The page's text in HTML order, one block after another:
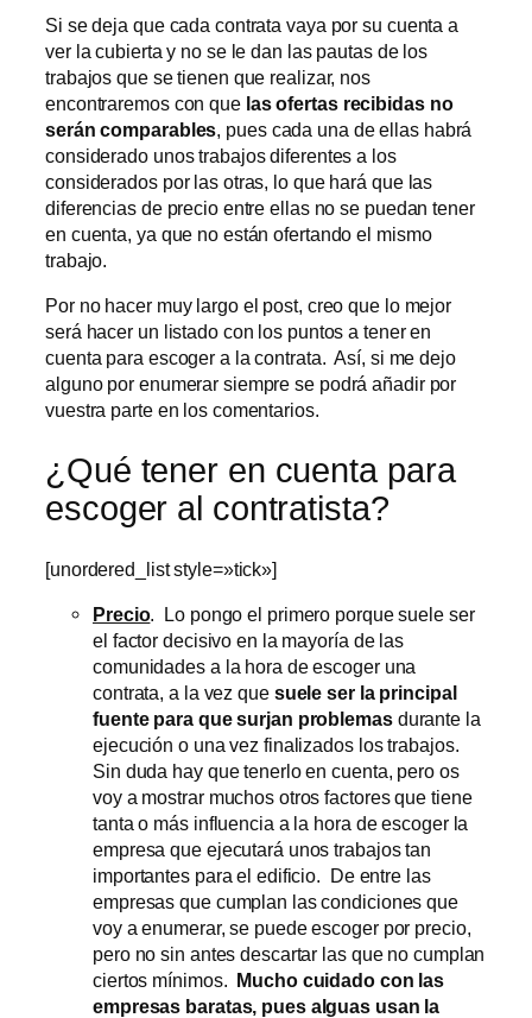
Si se deja que cada contrata vaya por su cuenta a
ver la cubierta y no se le dan las pautas de los
trabajos que se tienen que realizar, nos
encontraremos con que las ofertas recibidas no
serán comparables, pues cada una de ellas habrá
considerado unos trabajos diferentes a los
considerados por las otras, lo que hará que las
diferencias de precio entre ellas no se puedan tener
en cuenta, ya que no están ofertando el mismo
trabajo.
Por no hacer muy largo el post, creo que lo mejor
será hacer un listado con los puntos a tener en
cuenta para escoger a la contrata. Así, si me dejo
alguno por enumerar siempre se podrá añadir por
vuestra parte en los comentarios.
¿Qué tener en cuenta para
escoger al contratista?
[unordered_list style=»tick»]
Precio. Lo pongo el primero porque suele ser
el factor decisivo en la mayoría de las
comunidades a la hora de escoger una
contrata, a la vez que suele ser la principal
fuente para que surjan problemasdurante la
ejecución o una vez finalizados los trabajos.
Sin duda hay que tenerlo en cuenta, pero os
voy a mostrar muchos otros factores que tiene
tanta o más influencia a la hora de escoger la
empresa que ejecutará unos trabajos tan
importantes para el edificio. De entre las
empresas que cumplan las condiciones que
voy a enumerar, se puede escoger por precio,
pero no sin antes descartar las que no cumplan
ciertos mínimos. Mucho cuidado con las
empresas baratas, pues alguas usan la